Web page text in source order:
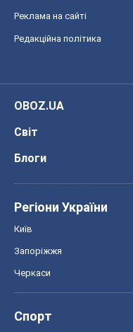
Реклама на сайті
Редакційна політика
OBOZ.UA
Світ
Блоги
Регіони України
Київ
Запоріжжя
Черкаси
Спорт